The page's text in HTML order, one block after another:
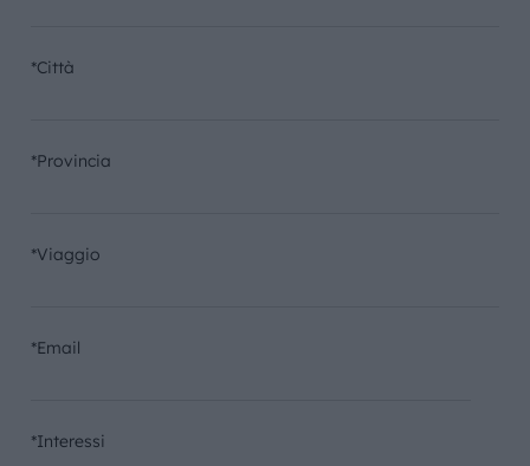
*Città
*Provincia
*Viaggio
*Email
*Interessi